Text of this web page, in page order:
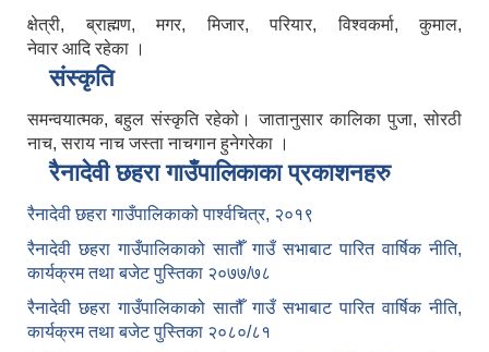
क्षेत्री, ब्राह्मण, मगर, मिजार, परियार, विश्वकर्मा, कुमाल,
नेवार आदि रहेका ।
संस्कृति
समन्वयात्मक, बहुल संस्कृति रहेको। जातानुसार कालिका पुजा, सोरठी
नाच, सराय नाच जस्ता नाचगान हुनेगरेका ।
रैनादेवी छहरा गाउँपालिकाका प्रकाशनहरु
रैनादेवी छहरा गाउँपालिकाको पार्श्वचित्र, २०१९
रैनादेवी छहरा गाउँपालिकाको सातौँ गाउँ सभाबाट पारित वार्षिक नीति,
कार्यक्रम तथा बजेट पुस्तिका २०७७/७८
रैनादेवी छहरा गाउँपालिकाको सातौँ गाउँ सभाबाट पारित वार्षिक नीति,
कार्यक्रम तथा बजेट पुस्तिका २०८०/८१